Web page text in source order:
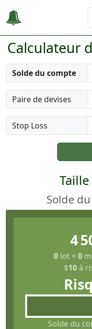
Calculateur
Solde du compte
Paire de devises
Stop Loss
Solde
4
0 lot =0
$10à
Solde du